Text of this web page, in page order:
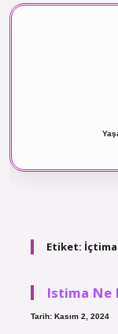
Etiket: İçtima
Istima Ne
Tarih: Kasım 2, 2024